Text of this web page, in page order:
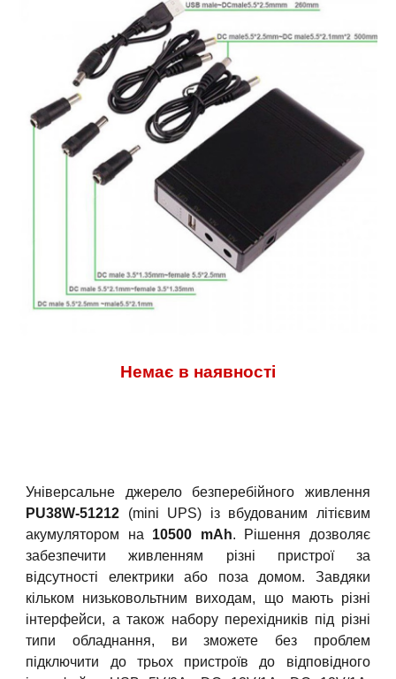
Немає в наявності
Універсальне джерело безперебійного живлення
PU38W-51212 (mini UPS) із вбудованим літієвим
акумулятором на 10500 mAh. Рішення дозволяє
забезпечити живленням різні пристрої за
відсутності електрики або поза домом. Завдяки
кільком низьковольтним виходам, що мають різні
інтерфейси, а також набору перехідників під різні
типи обладнання, ви зможете без проблем
підключити до трьох пристроїв до відповідного